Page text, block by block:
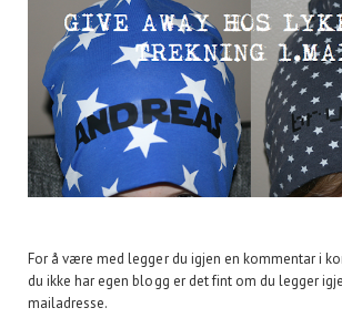
For å være med legger du igjen en kommentar i
du ikke har egen blogg er det fint om du legger
mailadresse.